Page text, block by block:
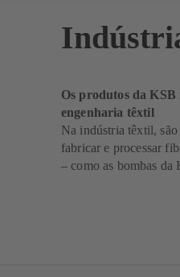
Os produtos da
engenharia têxtil
Na indústria têxtil, são
fabricar e processar
– como as bombas da